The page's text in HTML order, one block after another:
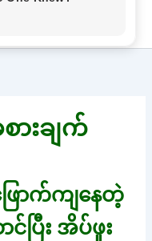
းချက်
ောက်ကျနေတဲ့
ပြီး အိပ်ဖူး